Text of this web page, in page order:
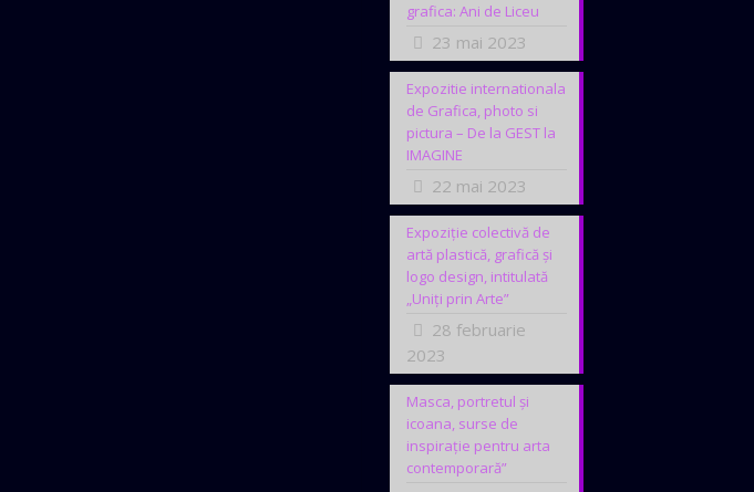
grafica: Ani de Liceu
23 mai 2023
Expozitie internationala
de Grafica, photo si
pictura – De la GEST la
IMAGINE
22 mai 2023
Expoziție colectivă de
artă plastică, grafică și
logo design, intitulată
„Uniți prin Arte”
28 februarie
2023
Masca, portretul și
icoana, surse de
inspirație pentru arta
contemporară”